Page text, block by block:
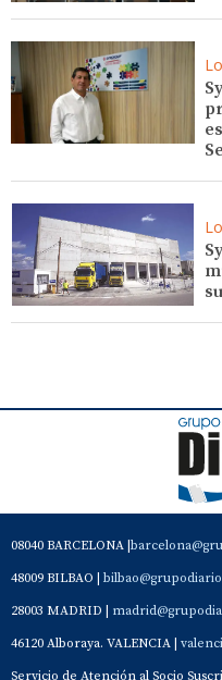
08040 BARCELONA |
48009 BILBAO |
28003 MADRID |
46120 Alboraya. VALENCIA |
Servicio de Atención al Socio